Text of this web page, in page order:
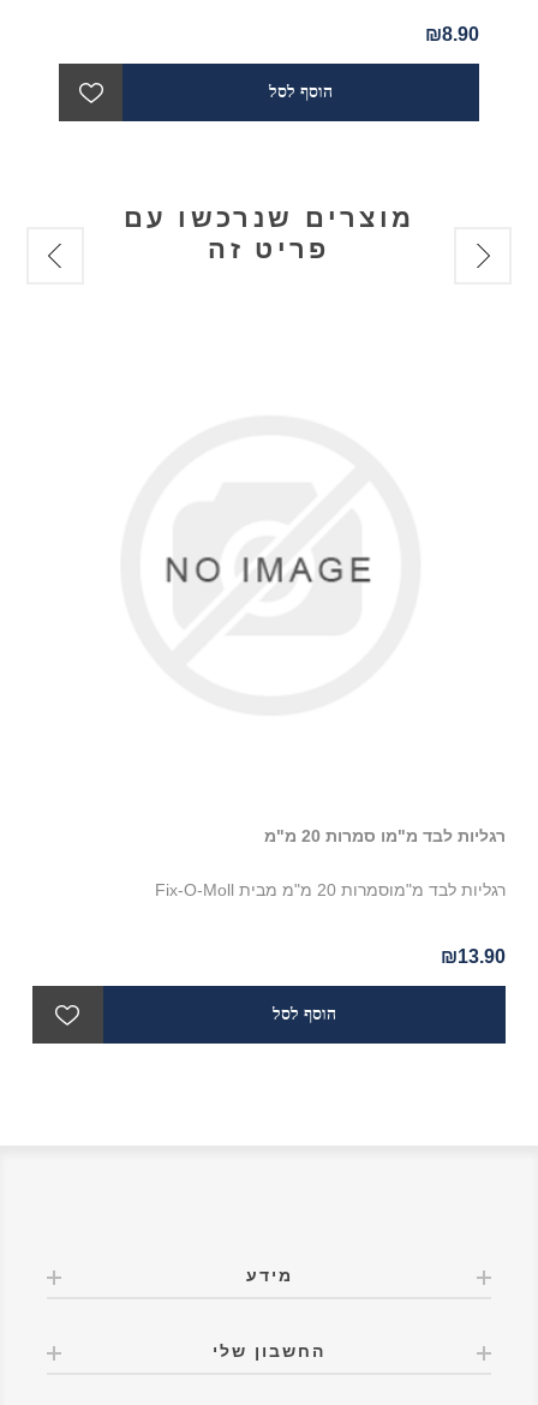
₪8.90
מוצרים שנרכשו עם
פריט זה
רגליות לבד מ"מו סמרות 20 מ"מ
רגליות לבד מ"מוסמרות 20 מ"מ מבית Fix-O-Moll
₪13.90
מידע
החשבון שלי